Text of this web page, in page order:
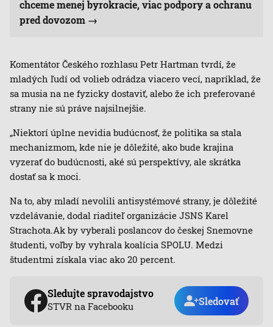
chceme menej byrokracie, viac podpory a ochranu
pred dovozom
Komentátor Českého rozhlasu Petr Hartman tvrdí, že
mladých ľudí od volieb odrádza viacero vecí, napríklad, že
sa musia na ne fyzicky dostaviť, alebo že ich preferované
strany nie sú práve najsilnejšie.
„Niektorí úplne nevidia budúcnosť, že politika sa stala
mechanizmom, kde nie je dôležité, ako bude krajina
vyzerať do budúcnosti, aké sú perspektívy, ale skrátka
dostať sa k moci.
Na to, aby mladí nevolili antisystémové strany, je dôležité
vzdelávanie, dodal riaditeľ organizácie JSNS Karel
Strachota.Ak by vyberali poslancov do českej Snemovne
študenti, voľby by vyhrala koalícia SPOLU. Medzi
študentmi získala viac ako 20 percent.
Sledujte spravodajstvo
STVR na Facebooku Sledovať